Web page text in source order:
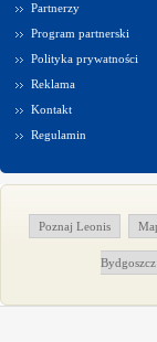
Partnerzy
Program partnerski
Polityka prywatności
Reklama
Kontakt
Regulamin
Poznaj Leonis
Bydgoszcz